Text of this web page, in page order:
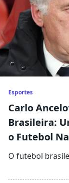
Esportes
Carlo
Brasileira:
o Futebol
O futebol